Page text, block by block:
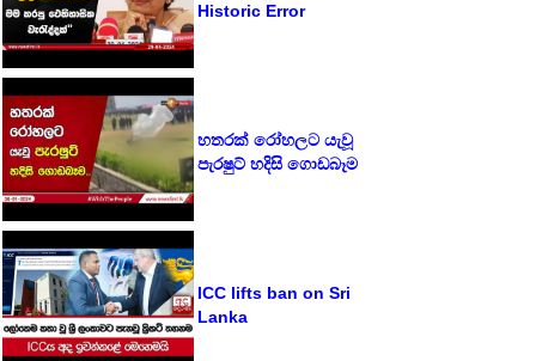
Historic Error
හතරක් රෝහලට යැවූ
පැරෂුට් හදිසි ගොඩබෑම
ICC lifts ban on Sri
Lanka